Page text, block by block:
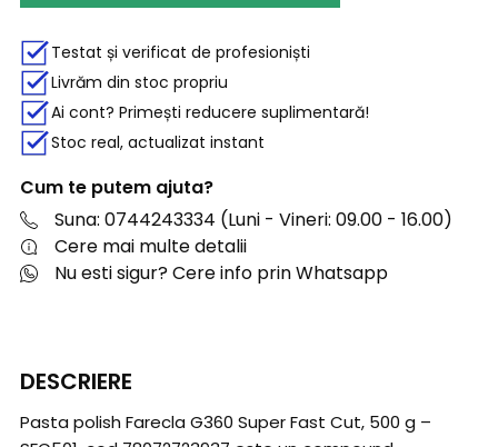
Testat și verificat de profesioniști
Livrăm din stoc propriu
Ai cont? Primești reducere suplimentară!
Stoc real, actualizat instant
Cum te putem ajuta?
Suna: 0744243334 (Luni - Vineri: 09.00 - 16.00)
Cere mai multe detalii
Nu esti sigur? Cere info prin Whatsapp
DESCRIERE
Pasta polish Farecla G360 Super Fast Cut, 500 g –